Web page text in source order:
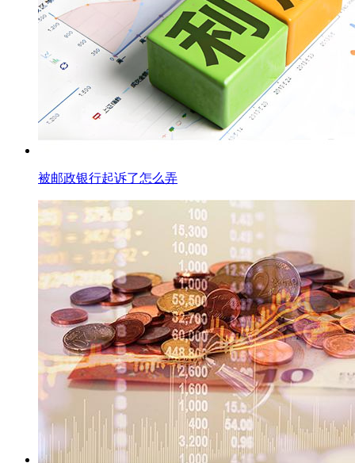
被邮政银行起诉了怎么弄